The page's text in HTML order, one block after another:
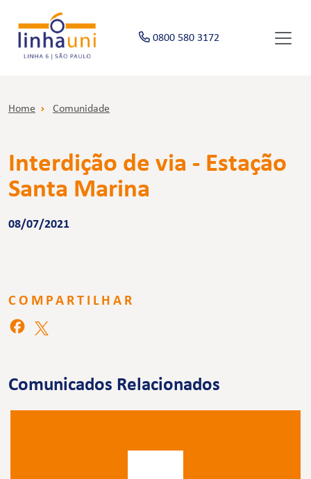
0800 580 3172
Home Comunidade
Interdição de via - Estação
Santa Marina
08/07/2021
COMPARTILHAR
Comunicados Relacionados